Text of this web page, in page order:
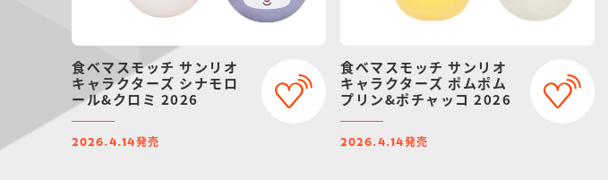
食べマスモッチ サンリオ
キャラクターズ シナモロ
ール&クロミ 2026
2026.4.14発売
食べマスモッチ サンリオ
キャラクターズ ポムポム
プリン&ポチャッコ 2026
2026.4.14発売